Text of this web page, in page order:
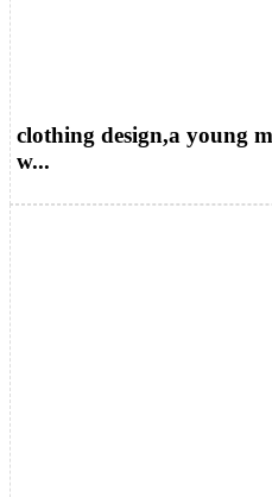
clothing design,a young
w...